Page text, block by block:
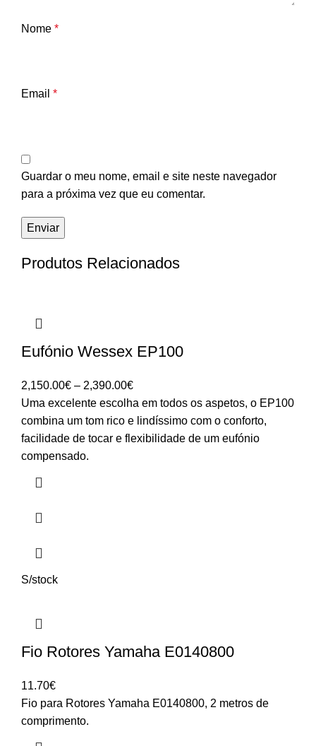
Nome *
Email *
Guardar o meu nome, email e site neste navegador
para a próxima vez que eu comentar.
Produtos Relacionados
Eufónio Wessex EP100
2,150.00€ – 2,390.00€Price
range:
2,150.00€
through
Uma excelente escolha em todos os aspetos, o EP100
combina um tom rico e lindíssimo com o conforto,
facilidade de tocar e flexibilidade de um eufónio
compensado.
S/stock
Fio Rotores Yamaha E0140800
11.70€
Fio para Rotores Yamaha E0140800, 2 metros de
comprimento.